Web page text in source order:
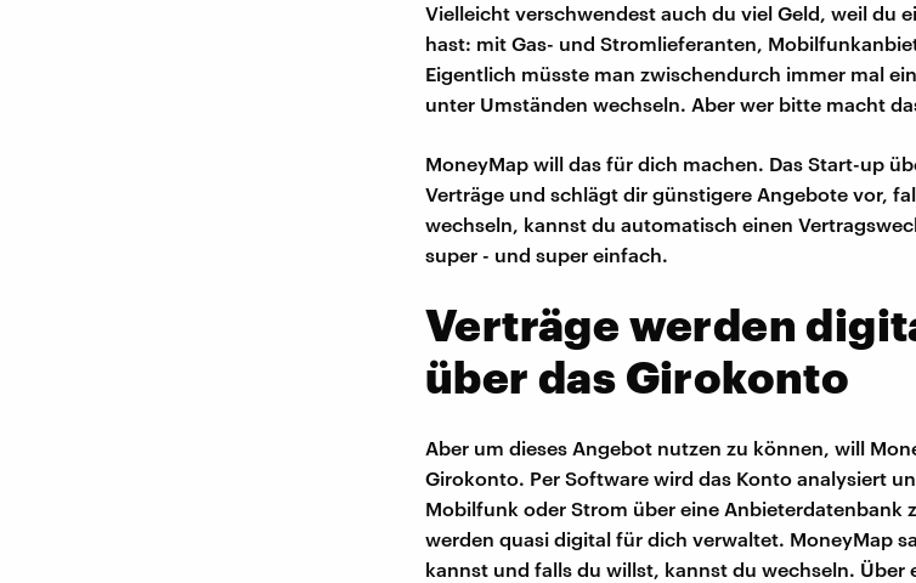
Vielleicht verschwendest auch du viel Geld, weil du
hast: mit Gas- und Stromlieferanten,
Eigentlich müsste man zwischendurch immer mal
unter Umständen wechseln. Aber wer bitte macht
MoneyMap will das für dich machen. Das Start-up
Verträge und schlägt dir günstigere Angebote vor,
wechseln, kannst du automatisch einen
super - und super einfach.
Verträge werden
über das Girokonto
Aber um dieses Angebot nutzen zu können, will
Girokonto. Per Software wird das Konto analysiert
Mobilfunk oder Strom über eine Anbieterdatenbank
werden quasi digital für dich verwaltet. MoneyMap
kannst und falls du willst, kannst du wechseln. Über